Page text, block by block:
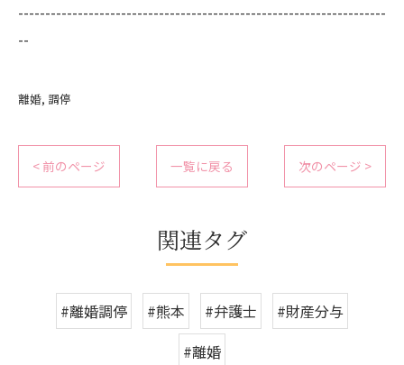
--------------------------------------------------------------------
--
離婚 調停
< 前のページ 一覧に戻る 次のページ >
関連タグ
#離婚調停 #熊本 #弁護士
#財産分与
#離婚